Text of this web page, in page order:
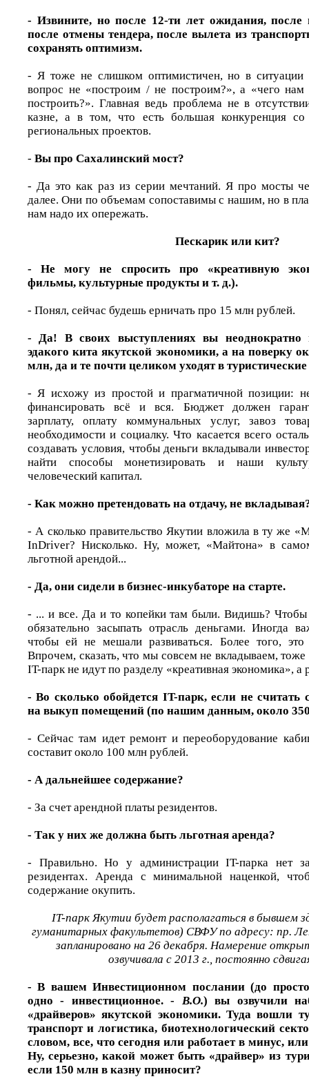
- Извините, но после 12-ти лет ожидания, после
после отмены тендера, после вылета из
сохранять оптимизм.
- Я тоже не слишком оптимистичен, но в ситуации
вопрос не «построим / не построим?», а «чего нам
построить?». Главная ведь проблема не в
казне, а в том, что есть большая конкуренция со
региональных проектов.
- Вы про Сахалинский мост?
- Да это как раз из серии мечтаний. Я про мосты
далее. Они по объемам сопоставимы с нашим, но в
нам надо их опережать.
Пескарик или кит?
- Не могу не спросить про «креативную
фильмы, культурные продукты и т. д.).
- Понял, сейчас будешь ерничать про 15 млн рублей.
- Да! В своих выступлениях вы неоднократно
эдакого кита якутской экономики, а на поверку
млн, да и те почти целиком уходят в
- Я исхожу из простой и прагматичной позиции:
финансировать всё и вся. Бюджет должен
зарплату, оплату коммунальных услуг, завоз
необходимости и социалку. Что касается всего
создавать условия, чтобы деньги вкладывали
найти способы монетизировать и наши
человеческий капитал.
- Как можно претендовать на отдачу, не
- А сколько правительство Якутии вложила в ту же
InDriver? Нисколько. Ну, может, «Майтона» в
льготной арендой...
- Да, они сидели в бизнес-инкубаторе на старте.
- ... и все. Да и то копейки там были. Видишь? Чтобы
обязательно засыпать отрасль деньгами. Иногда
чтобы ей не мешали развиваться. Более того,
Впрочем, сказать, что мы совсем не вкладываем,
IT-парк не идут по разделу «креативная экономика», а
- Во сколько обойдется IT-парк, если не считать
на выкуп помещений (по нашим данным, около
- Сейчас там идет ремонт и переоборудование
составит около 100 млн рублей.
- А дальнейшее содержание?
- За счет арендной платы резидентов.
- Так у них же должна быть льготная аренда?
- Правильно. Но у администрации IT-парка нет
резидентах. Аренда с минимальной наценкой,
содержание окупить.
IT-парк Якутии будет располагаться в бывшем
гуманитарных факультетов) СВФУ по адресу: пр.
запланировано на 26 декабря. Намерение
озвучивала с 2013 г., постоянно
- В вашем Инвестиционном послании (до
одно - инвестиционное. - В.О.) вы озвучили
«драйверов» якутской экономики. Туда вошли
транспорт и логистика, биотехнологический
словом, все, что сегодня или работает в минус,
Ну, серьезно, какой может быть «драйвер» из
если 150 млн в казну приносит?